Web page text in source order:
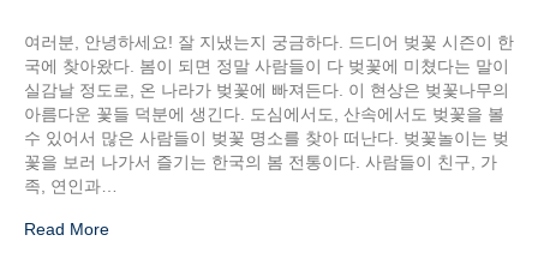
여러분, 안녕하세요! 잘 지냈는지 궁금하다. 드디어 벚꽃 시즌이 한
국에 찾아왔다. 봄이 되면 정말 사람들이 다 벚꽃에 미쳤다는 말이
실감날 정도로, 온 나라가 벚꽃에 빠져든다. 이 현상은 벚꽃나무의
아름다운 꽃들 덕분에 생긴다. 도심에서도, 산속에서도 벚꽃을 볼
수 있어서 많은 사람들이 벚꽃 명소를 찾아 떠난다. 벚꽃놀이는 벚
꽃을 보러 나가서 즐기는 한국의 봄 전통이다. 사람들이 친구, 가
족, 연인과…
Read More